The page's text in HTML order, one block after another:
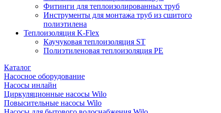
Фитинги для теплоизолированных труб
Инструменты для монтажа труб из сшитого
полиэтилена
Теплоизоляция K-Flex
Каучуковая теплоизоляция ST
Полиэтиленовая теплоизоляция PE
Каталог
Насосное оборудование
Насосы инлайн
Циркуляционные насосы Wilo
Повысительные насосы Wilo